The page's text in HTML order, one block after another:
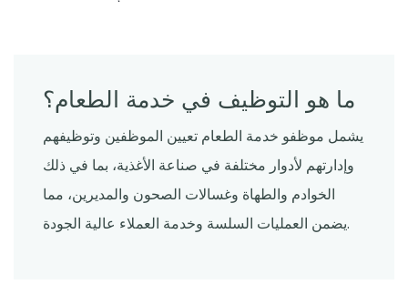
ما هو التوظيف في خدمة الطعام؟
يشمل موظفو خدمة الطعام تعيين الموظفين وتوظيفهم
وإدارتهم لأدوار مختلفة في صناعة الأغذية، بما في ذلك
الخوادم والطهاة وغسالات الصحون والمديرين، مما
يضمن العمليات السلسة وخدمة العملاء عالية الجودة.